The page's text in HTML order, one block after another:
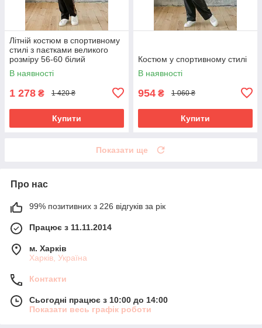
Літній костюм в спортивному
стилі з паєтками великого
розміру 56-60 білий
В наявності
1 278 ₴ 1 420 ₴
Купити
Костюм у спортивному стилі
В наявності
954 ₴ 1 060 ₴
Купити
Показати ще
Про нас
99% позитивних з 226 відгуків за рік
Працює з 11.11.2014
м. Харків
Харків, Україна
Контакти
Сьогодні працює з 10:00 до 14:00
Показати весь графік роботи